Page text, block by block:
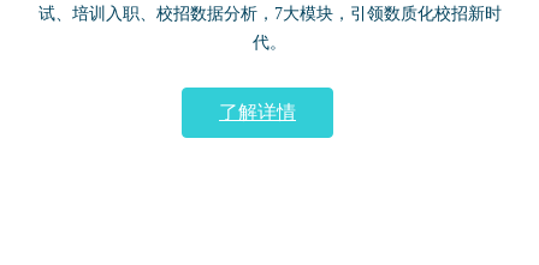
试、培训入职、校招数据分析，7大模块，引领数质化校招新时
代。
了解详情